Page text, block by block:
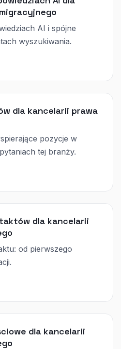
AI i spójne
wyszukiwania.
dla kancelarii prawa
pozycje w
tej branży.
dla kancelarii
od pierwszego
dla kancelarii